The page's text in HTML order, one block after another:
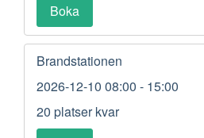
Boka
Brandstationen
2026-12-10 08:00 - 15:00
20 platser kvar